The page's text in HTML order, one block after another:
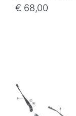
€ 68,00